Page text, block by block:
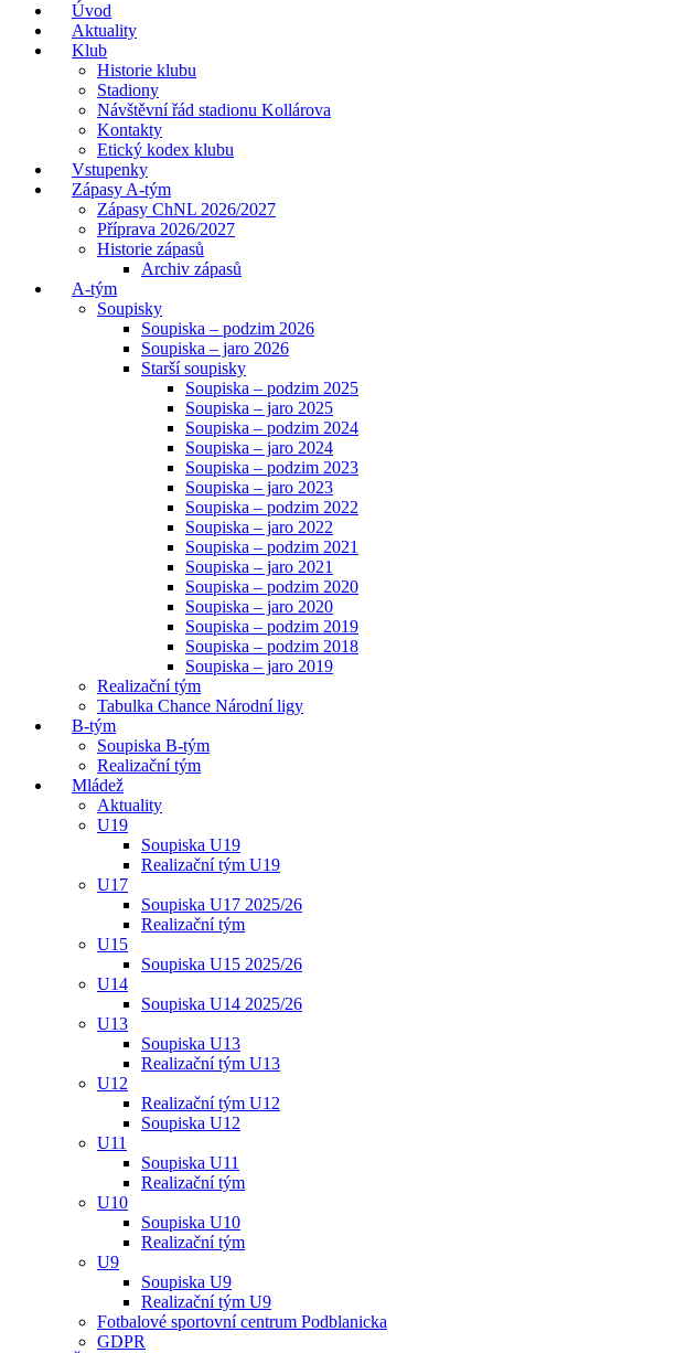
Úvod
Aktuality
Klub
Historie klubu
Stadiony
Návštěvní řád stadionu Kollárova
Kontakty
Etický kodex klubu
Vstupenky
Zápasy A-tým
Zápasy ChNL 2026/2027
Příprava 2026/2027
Historie zápasů
Archiv zápasů
A-tým
Soupisky
Soupiska – podzim 2026
Soupiska – jaro 2026
Starší soupisky
Soupiska – podzim 2025
Soupiska – jaro 2025
Soupiska – podzim 2024
Soupiska – jaro 2024
Soupiska – podzim 2023
Soupiska – jaro 2023
Soupiska – podzim 2022
Soupiska – jaro 2022
Soupiska – podzim 2021
Soupiska – jaro 2021
Soupiska – podzim 2020
Soupiska – jaro 2020
Soupiska – podzim 2019
Soupiska – podzim 2018
Soupiska – jaro 2019
Realizační tým
Tabulka Chance Národní ligy
B-tým
Soupiska B-tým
Realizační tým
Mládež
Aktuality
U19
Soupiska U19
Realizační tým U19
U17
Soupiska U17 2025/26
Realizační tým
U15
Soupiska U15 2025/26
U14
Soupiska U14 2025/26
U13
Soupiska U13
Realizační tým U13
U12
Realizační tým U12
Soupiska U12
U11
Soupiska U11
Realizační tým
U10
Soupiska U10
Realizační tým
U9
Soupiska U9
Realizační tým U9
Fotbalové sportovní centrum Podblanicka
GDPR